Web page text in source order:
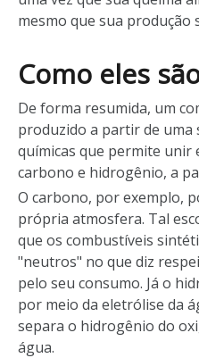
mesmo que sua produção
Como eles
De forma resumida, um
produzido a partir de uma
químicas que permite unir
carbono e hidrogênio, a
O carbono, por exemplo,
própria atmosfera. Tal
que os combustíveis
"neutros" no que diz
pelo seu consumo. Já o
por meio da eletrólise da
separa o hidrogênio do
água.